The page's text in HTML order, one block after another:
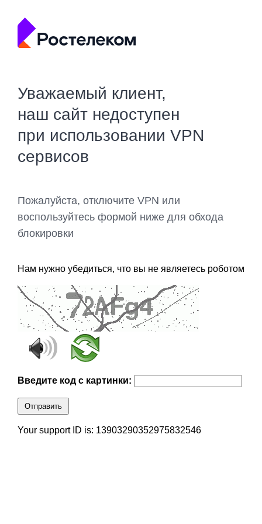
Уважаемый клиент,
наш сайт недоступен
при использовании VPN
сервисов
Пожалуйста, отключите VPN или
воспользуйтесь формой ниже для обхода
блокировки
Нам нужно убедиться, что вы не являетесь роботом
Введите код с картинки:
Отправить
Your support ID is: 13903290352975832546